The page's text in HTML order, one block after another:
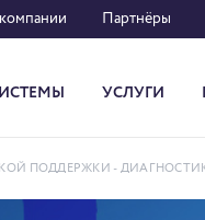
Партнёры
УСЛУГИ
ПОДДЕРЖКИ -